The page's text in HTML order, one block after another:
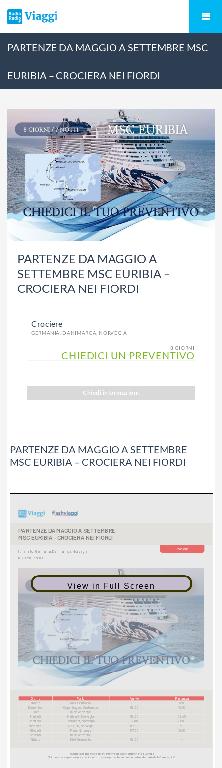
PARTENZE DA MAGGIO A SETTEMBRE MSC
EURIBIA – CROCIERA NEI FIORDI
PARTENZE DA MAGGIO A
SETTEMBRE MSC EURIBIA –
CROCIERA NEI FIORDI
Crociere
GERMANIA, DANIMARCA, NORVEGIA
8 GIORNI
CHIEDICI UN PREVENTIVO
Chiedi informazioni
PARTENZE DA MAGGIO A SETTEMBRE
MSC EURIBIA – CROCIERA NEI FIORDI
View in Full Screen